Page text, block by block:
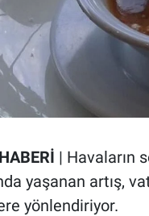
| Havaların
yaşanan artış,
yönlendiriyor.